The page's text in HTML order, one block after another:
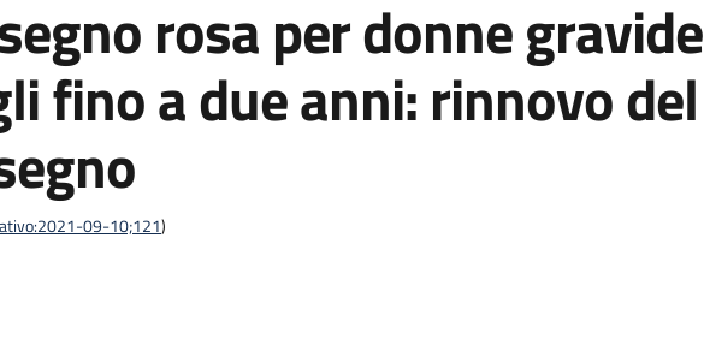
rosa per donne gravide
fino a due anni: rinnovo del
09-10;121)